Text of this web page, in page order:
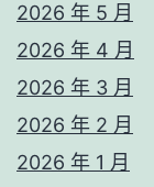
2026 年 5 月
2026 年 4 月
2026 年 3 月
2026 年 2 月
2026 年 1 月